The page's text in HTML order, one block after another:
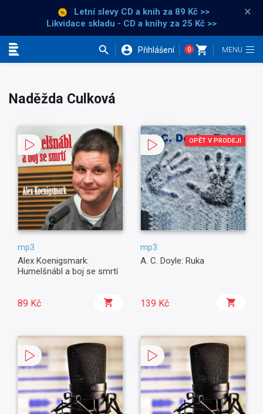
Letní slevy CD a knih za 89 Kč >>
Likvidace skladu - CD a knihy za 25 Kč >>
×
Přihlášení 0
Naděžda Culková
mp3
Alex Koenigsmark:
Humelšnábl a boj se smrtí
89 Kč
OPĚT V PRODEJI
mp3
A. C. Doyle: Ruka
139 Kč